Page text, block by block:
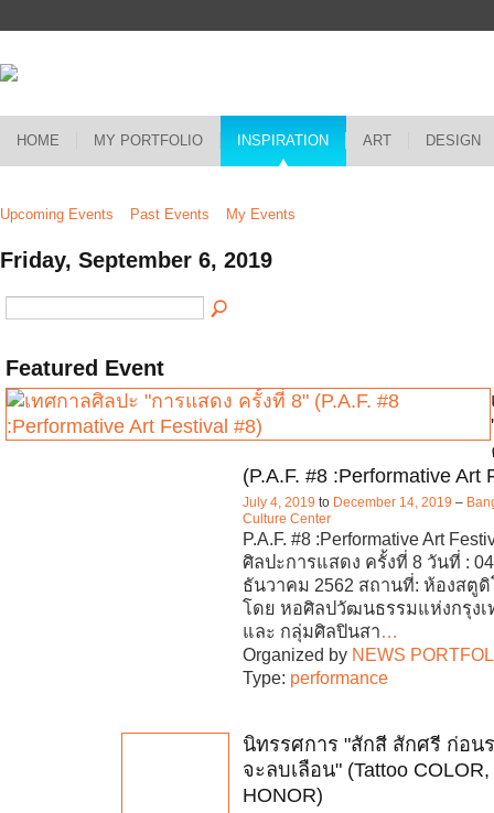
HOME MY PORTFOLIO INSPIRATION ART DESIGN
Upcoming Events Past Events My Events
Friday, September 6, 2019
Featured Event
(P.A.F. #8 :Performative Art
July 4, 2019 to December 14, 2019 –
Culture Center
P.A.F. #8 :Performative Art
ศิลปะการแสดง ครั้งที่ 8 วันที่ :
ธันวาคม 2562 สถานที่: ห้องสตู
โดย หอศิลปวัฒนธรรมแห่งกรุง
และ กลุ่มศิลปินสา
Organized by NEWS
Type: performance
นิทรรศการ "สักสี สักศรี ก่อน
จะลบเลือน" (Tattoo COLOR,
HONOR)